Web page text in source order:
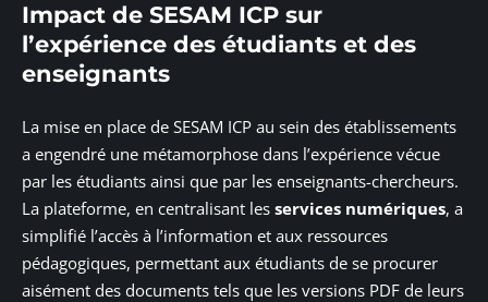
Impact de SESAM ICP sur
l’expérience des étudiants et des
enseignants
La mise en place de SESAM ICP au sein des établissements
a engendré une métamorphose dans l’expérience vécue
par les étudiants ainsi que par les enseignants-chercheurs.
La plateforme, en centralisant les services numériques, a
simplifié l’accès à l’information et aux ressources
pédagogiques, permettant aux étudiants de se procurer
aisément des documents tels que les versions PDF de leurs